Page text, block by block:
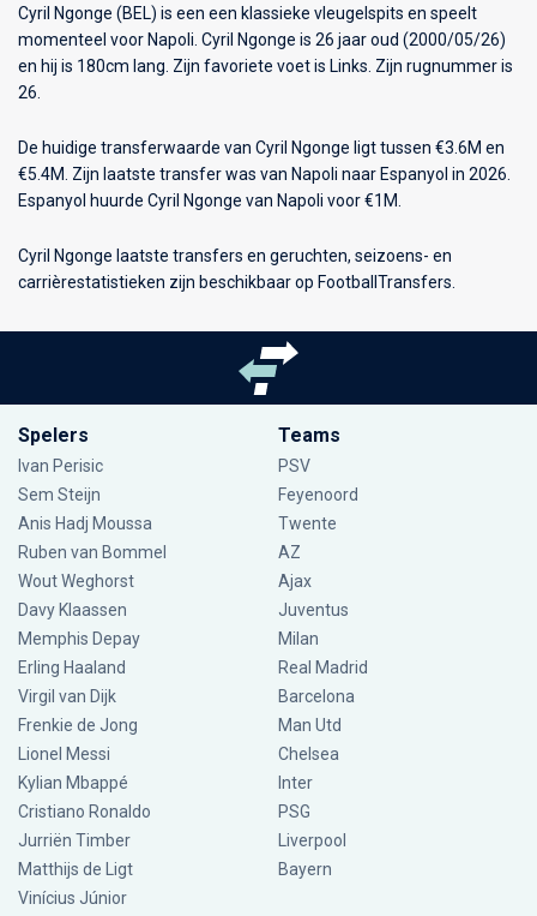
Cyril Ngonge (BEL) is een een klassieke vleugelspits en speelt
momenteel voor Napoli . Cyril Ngonge is 26 jaar oud (2000/05/26)
en hij is 180cm lang. Zijn favoriete voet is Links. Zijn rugnummer is
26.
De huidige transferwaarde van Cyril Ngonge ligt tussen €3.6M en
€5.4M. Zijn laatste transfer was van Napoli naar Espanyol in 2026.
Espanyol huurde Cyril Ngonge van Napoli voor €1M.
Cyril Ngonge laatste transfers en geruchten, seizoens- en
carrièrestatistieken zijn beschikbaar op FootballTransfers.
Spelers
Ivan Perisic
Sem Steijn
Anis Hadj Moussa
Ruben van Bommel
Wout Weghorst
Davy Klaassen
Memphis Depay
Erling Haaland
Virgil van Dijk
Frenkie de Jong
Lionel Messi
Kylian Mbappé
Cristiano Ronaldo
Jurriën Timber
Matthijs de Ligt
Vinícius Júnior
Teams
PSV
Feyenoord
Twente
AZ
Ajax
Juventus
Milan
Real Madrid
Barcelona
Man Utd
Chelsea
Inter
PSG
Liverpool
Bayern